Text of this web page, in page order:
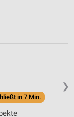
❯
in 7 Min.